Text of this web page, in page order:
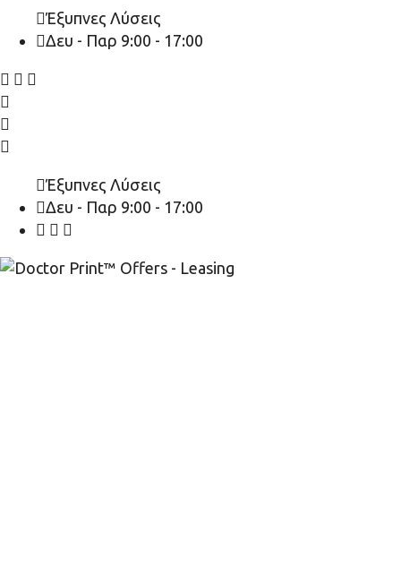
Έξυπνες Λύσεις
Δευ - Παρ 9:00 - 17:00
Έξυπνες Λύσεις
Δευ - Παρ 9:00 - 17:00